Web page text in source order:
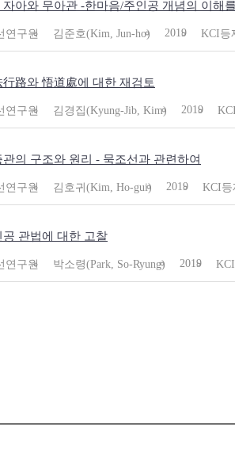
자아와 무아관 -한마음/주인공 개념의 이해
연구원 김준호(Kim, Jun-ho) 2019 KCI등
路와 悟道處에 대한 재검토
연구원 김경집(Kyung-Jib, Kim) 2019
의 구조와 원리 - 묵조선과 관련하여
연구원 김호귀(Kim, Ho-gui) 2019 KCI등
관법에 대한 고찰
연구원 박소령(Park, So-Ryung) 2019